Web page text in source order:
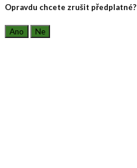
Opravdu chcete zrušit předplatné?
Ano Ne